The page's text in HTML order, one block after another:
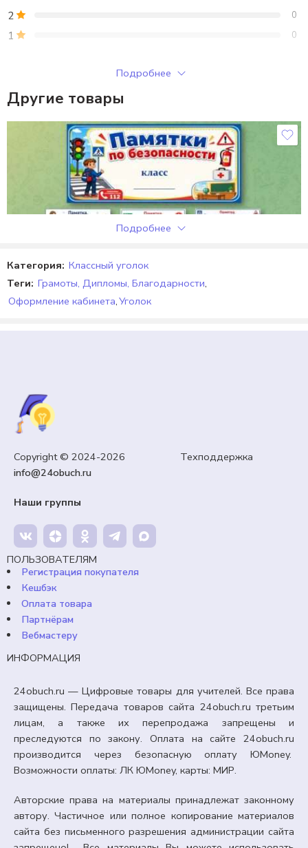
2 0
1 0
Только зарегистрированные клиенты, купившие этот товар,
могут публиковать отзывы.
Отзывов пока нет.
Подробнее
Другие товары
КЛАССНЫЙ УГОЛОК
Оформление «Уголок безопасности школьника».
Памятки.
120,00₽Кешбэк:
Продавец:24obuch.ru
Подробнее
Категория: Классный уголок
Теги: Грамоты, Дипломы, Благодарности,
Оформление кабинета,Уголок
Copyright © 2024-2026 Техподдержка
info@24obuch.ru
Наши группы
ПОЛЬЗОВАТЕЛЯМ
Регистрация покупателя
Кешбэк
Оплата товара
Партнёрам
Вебмастеру
ИНФОРМАЦИЯ
24obuch.ru — Цифровые товары для учителей. Все права
защищены. Передача товаров сайта 24obuch.ru третьим
лицам, а также их перепродажа запрещены и
преследуются по закону. Оплата на сайте 24obuch.ru
производится через безопасную оплату ЮMoney.
Возможности оплаты: ЛК ЮMoney, карты: МИР.
Авторские права на материалы принадлежат законному
автору. Частичное или полное копирование материалов
сайта без письменного разрешения администрации сайта